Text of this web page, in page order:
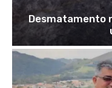
Desmatamento